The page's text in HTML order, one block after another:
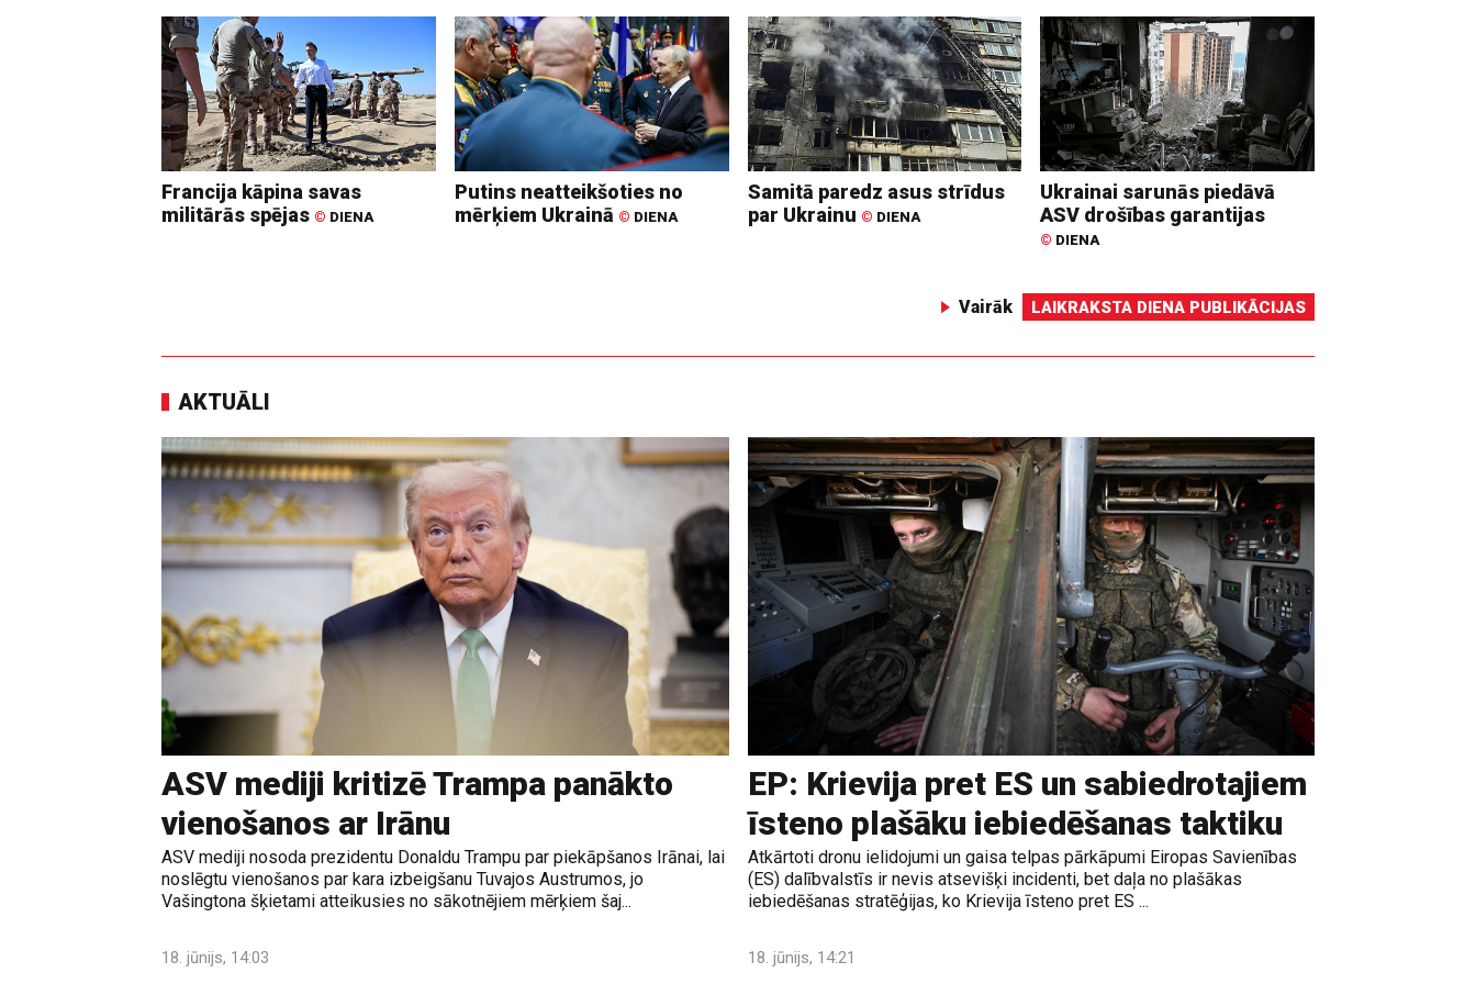
Francija kāpina savas
militārās spējas © DIENA
Putins neatteikšoties no
mērķiem Ukrainā © DIENA
Samitā paredz asus strīdus
par Ukrainu © DIENA
Ukrainai sarunās piedāvā
ASV drošības garantijas
© DIENA
Vairāk LAIKRAKSTA DIENA PUBLIKĀCIJAS
AKTUĀLI
ASV mediji kritizē Trampa panākto
vienošanos ar Irānu
ASV mediji nosoda prezidentu Donaldu Trampu par piekāpšanos Irānai, lai
noslēgtu vienošanos par kara izbeigšanu Tuvajos Austrumos, jo
Vašingtona šķietami atteikusies no sākotnējiem mērķiem šaj...
18. jūnijs, 14:03
EP: Krievija pret ES un sabiedrotajiem
īsteno plašāku iebiedēšanas taktiku
Atkārtoti dronu ielidojumi un gaisa telpas pārkāpumi Eiropas Savienības
(ES) dalībvalstīs ir nevis atsevišķi incidenti, bet daļa no plašākas
iebiedēšanas stratēģijas, ko Krievija īsteno pret ES ...
18. jūnijs, 14:21